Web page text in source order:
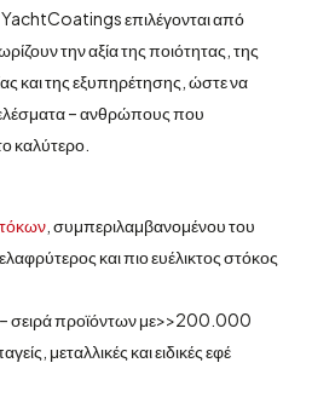
επιλέγονται από
την αξία της ποιότητας, της
και της εξυπηρέτησης, ώστε να
– ανθρώπους που
καλύτερο.
, συμπεριλαμβανομένου του
και πιο ευέλικτος στόκος
– σειρά προϊόντων με>>200.000
μεταλλικές και ειδικές εφέ